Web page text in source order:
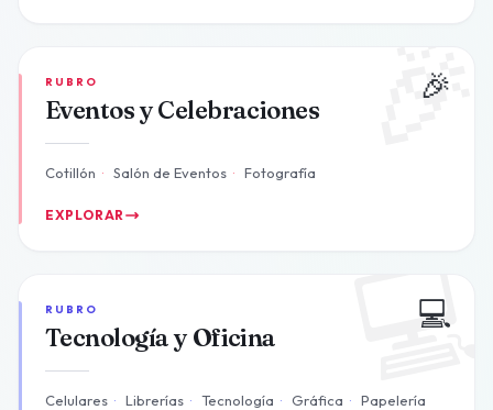
🎉
RUBRO
Eventos y Celebraciones
Cotillón · Salón de Eventos · Fotografía
EXPLORAR
💻
RUBRO
Tecnología y Oficina
Celulares · Librerías · Tecnología · Gráfica · Papelería